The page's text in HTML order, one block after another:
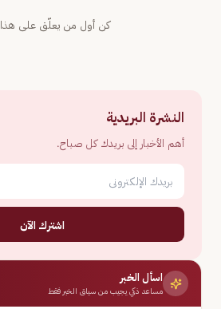
كن أول من يعلّق على هذا
النشرة البريدية
أهم الأخبار إلى بريدك كل صباح.
اشترك الآن
اسأل الخبر
مساعد ذكي يجيب من سياق الخبر فقط